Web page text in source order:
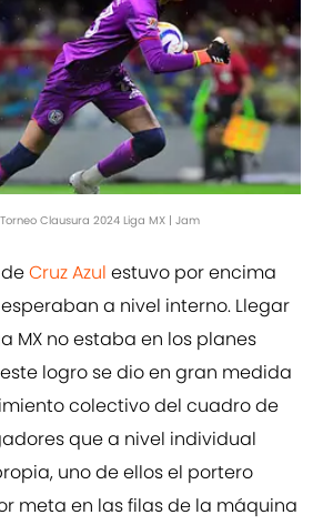
Clausura 2024 Liga MX | Jam
Cruz Azul estuvo por encima
a nivel interno. Llegar
MX no estaba en los planes
logro se dio en gran medida
colectivo del cuadro de
que a nivel individual
uno de ellos el portero
meta en las filas de la máquina